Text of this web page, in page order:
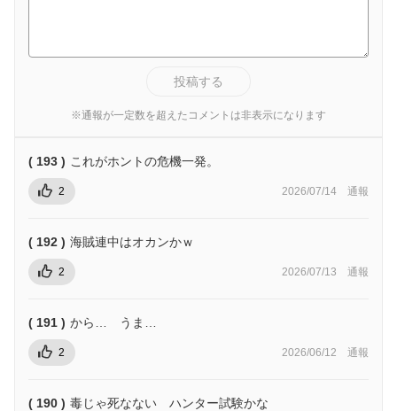
投稿する
※通報が一定数を超えたコメントは非表示になります
( 193 ) これがホントの危機一発。
2 2026/07/14 通報
( 192 ) 海賊連中はオカンかｗ
2 2026/07/13 通報
( 191 ) から… うま…
2 2026/06/12 通報
( 190 ) 毒じゃ死なない ハンター試験かな